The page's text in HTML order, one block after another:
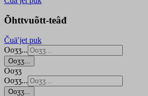
Õhttvuõtt-teâđ
Čuäʹjet puk
Ooʒʒ...
Ooʒʒ...
Ooʒʒ
Ooʒʒ...
Ooʒʒ...